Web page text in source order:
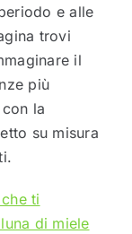
e alle
trovi
il
più
la
su misura
ti
di miele